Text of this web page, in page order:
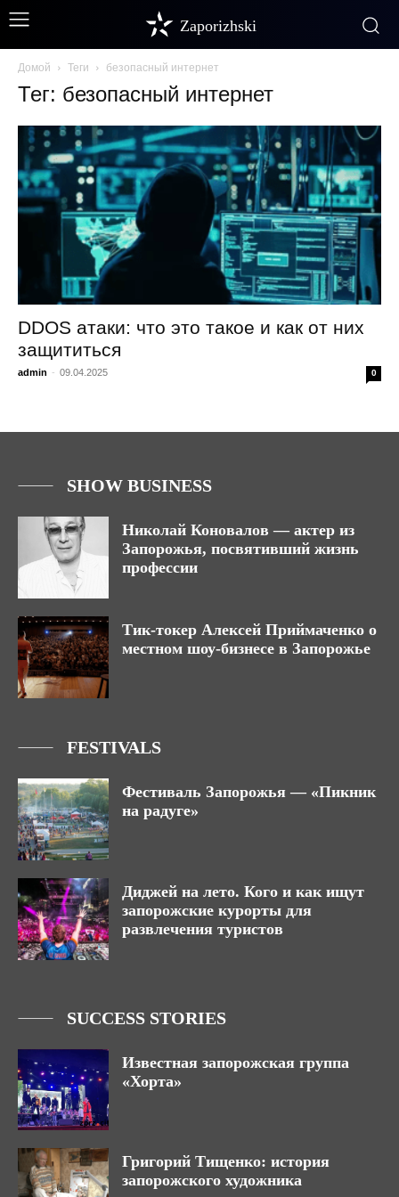
Zaporizhski
Домой Теги безопасный интернет
Тег: безопасный интернет
DDOS атаки: что это такое и как от них
защититься
admin - 09.04.2025 0
SHOW BUSINESS
Николай Коновалов — актер из
Запорожья, посвятивший жизнь
профессии
Тик-токер Алексей Приймаченко о
местном шоу-бизнесе в Запорожье
FESTIVALS
Фестиваль Запорожья — «Пикник
на радуге»
Диджей на лето. Кого и как ищут
запорожские курорты для
развлечения туристов
SUCCESS STORIES
Известная запорожская группа
«Хорта»
Григорий Тищенко: история
запорожского художника